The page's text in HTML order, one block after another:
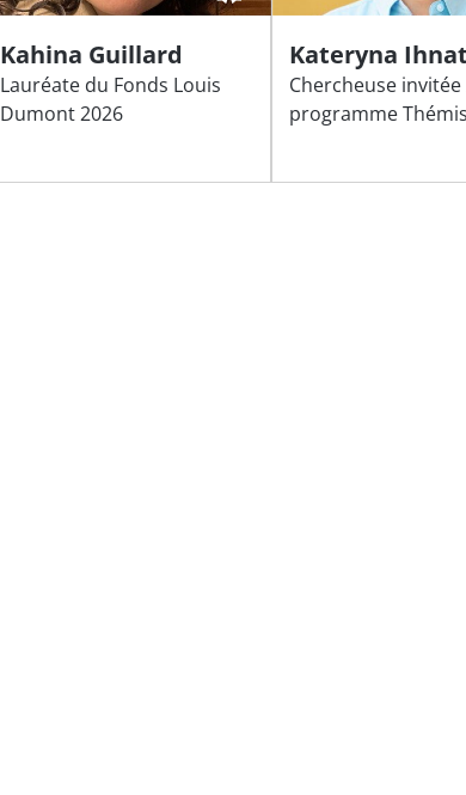
Kahina Guillard
Lauréate du Fonds Louis
Dumont 2026
Kateryna
Chercheuse invitée
programme Thémis